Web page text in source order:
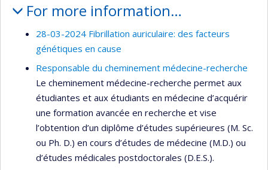
For more information…
28-03-2024 Fibrillation auriculaire: des facteurs
génétiques en cause
Responsable du cheminement médecine-recherche
Le cheminement médecine-recherche permet aux
étudiantes et aux étudiants en médecine d’acquérir
une formation avancée en recherche et vise
l’obtention d’un diplôme d’études supérieures (M. Sc.
ou Ph. D.) en cours d’études de médecine (M.D.) ou
d’études médicales postdoctorales (D.E.S.).